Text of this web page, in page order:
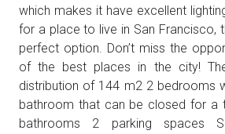
which makes it have excellent
for a place to live in San Francisco,
perfect option. Don’t miss the
of the best places in the city!
distribution of 144 m2 2 bedrooms
bathroom that can be closed for a
bathrooms 2 parking spaces